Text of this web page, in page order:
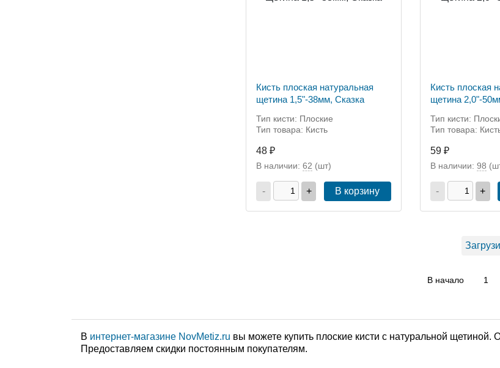
Кисть плоская натуральная
щетина 1,5"-38мм, Сказка
Тип кисти: Плоские
Тип товара: Кисть
48 ₽
В наличии: 62 (шт)
- + В корзину
Кисть плоская
щетина 2,0"-
Тип кисти:
Тип товара:
59 ₽
В наличии: 98
- +
В начало 1
В интернет-магазине NovMetiz.ru вы можете купить плоские кисти с натуральной щетиной.
Предоставляем скидки постоянным покупателям.